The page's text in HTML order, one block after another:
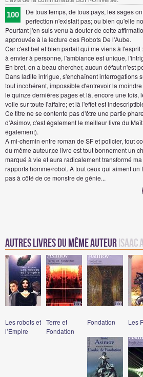
100
De tous temps, de tous pays, les sages
perfection n'existait pas; ou bien qu'elle
Pourtant j'en suis venu à douter de cette
approuvée à la lecture des Robots De l'Aube.
Car c'est bel et bien parfait qui me viens à l'esprit
à envier à personne, l'ambiance est unique,
En bref, on a beau chercher, aucun défaut n'est
Dans ladite intrigue, s'enchaînent interrogations
tout incohérent, impossible d'entrevoir la
le quinze dernières pages et là, encore une fois,
voile sur toute l'affaire; et là l'effet est
Ce titre ne se contente pas d'être une partie
d'Asimov, c'est également le meilleur livre du
également).
A mi-chemin entre roman de SF et policier, tout
du même auteur,ce livre est tout bonnement un
marqué à vie et aura radicalement transformé
rapports homme/robot. A tout ceux qui aiment un
pas à côté de ce monstre de génie...
Autres Livres du même auteur Isaac
Les robots et
l’Empire
Terre et
Fondation
Fondation Les